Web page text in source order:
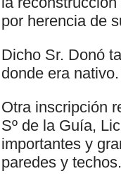
por herencia de
Dicho Sr. Donó
donde era
Otra inscripción
Sº de la Guía,
importantes y
paredes y techos.